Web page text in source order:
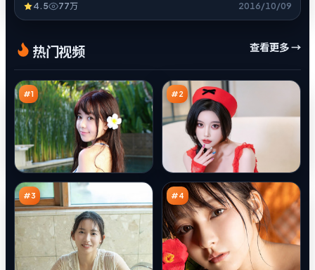
4.5 77万 2016/10/09
热门视频 查看更多 →
#1
城
归
零
点
97
万
#2
面万
#3
第
七
交
锋
96
万
#4
生万